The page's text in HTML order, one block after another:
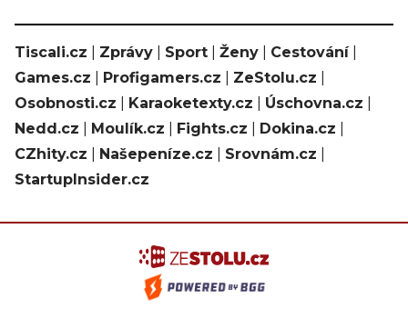
Tiscali.cz Zprávy Sport Ženy Cestování|
Games.cz
Profigamers.cz ZeStolu.cz
Osobnosti.cz
Karaoketexty.cz Úschovna.cz
Nedd.cz
Moulík.cz Fights.cz Dokina.cz
CZhity.cz
Našepeníze.cz Srovnám.cz
StartupInsider.cz